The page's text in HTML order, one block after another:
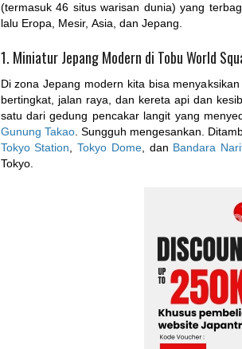
(termasuk 46 situs warisan dunia) yang
lalu Eropa, Mesir, Asia, dan Jepang.
1. Miniatur Jepang Modern di Tobu World
Di zona Jepang modern kita bisa
bertingkat, jalan raya, dan kereta api dan
satu dari gedung pencakar langit yang
Gunung Takao. Sungguh mengesankan.
Tokyo Station
Tokyo Dome, dan Bandara
Tokyo.